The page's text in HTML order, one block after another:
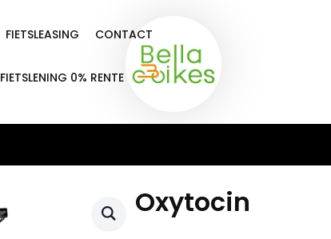
FIETSLEASING CONTACT
FIETSLENING 0% RENTE
Oxytocin